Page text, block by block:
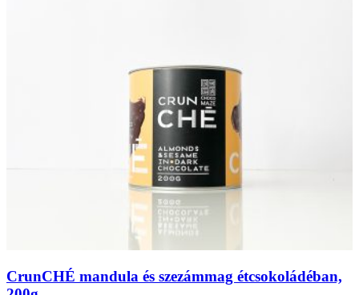
CrunCHÉ mandula és szezámmag étcsokoládéban,